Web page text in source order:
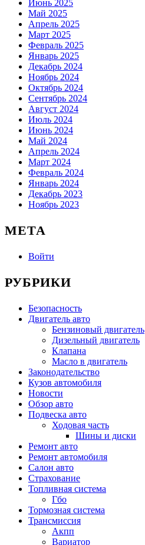
Июнь 2025
Май 2025
Апрель 2025
Март 2025
Февраль 2025
Январь 2025
Декабрь 2024
Ноябрь 2024
Октябрь 2024
Сентябрь 2024
Август 2024
Июль 2024
Июнь 2024
Май 2024
Апрель 2024
Март 2024
Февраль 2024
Январь 2024
Декабрь 2023
Ноябрь 2023
МЕТА
Войти
РУБРИКИ
Безопасность
Двигатель авто
Бензиновый двигатель
Дизельный двигатель
Клапана
Масло в двигатель
Законодательство
Кузов автомобиля
Новости
Обзор авто
Подвеска авто
Ходовая часть
Шины и диски
Ремонт авто
Ремонт автомобиля
Салон авто
Страхование
Топливная система
Гбо
Тормозная система
Трансмиссия
Акпп
Вариатор